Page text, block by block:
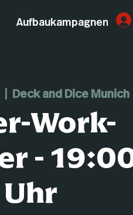
Aufbaukampagnen
Deck and Dice Munich
Work-
-
Uhr